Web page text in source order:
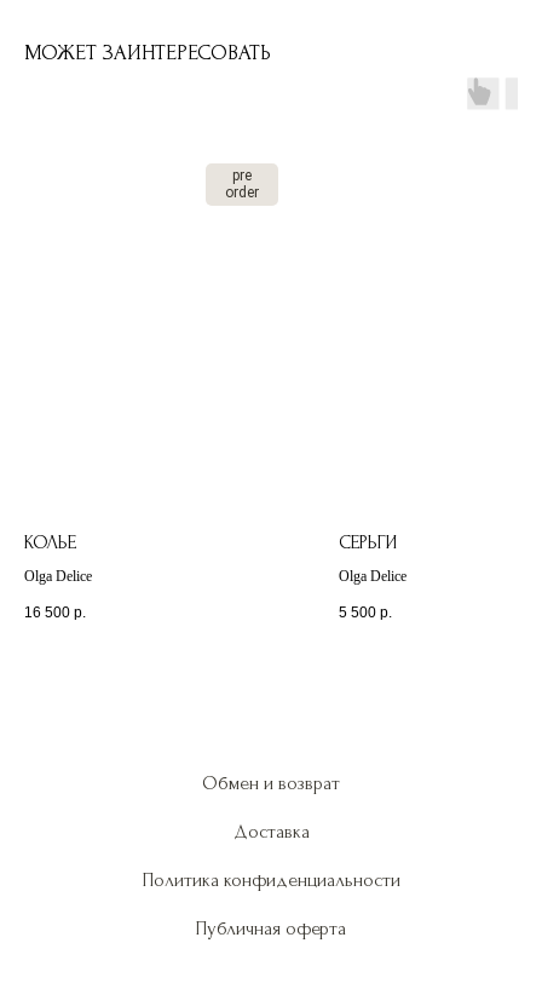
МОЖЕТ ЗАИНТЕРЕСОВАТЬ
pre
order
КОЛЬЕ
Olga Delice
16 500 р.
СЕРЬГИ
Olga Delice
5 500 р.
Обмен и возврат
Доставка
Политика конфиденциальности
Публичная оферта